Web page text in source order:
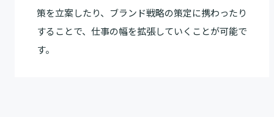
策を立案したり、ブランド戦略の策定に携わったり
することで、仕事の幅を拡張していくことが可能で
す。